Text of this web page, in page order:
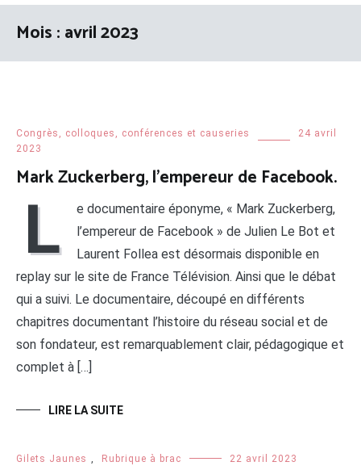
Mois :avril 2023
Congrès, colloques, conférences et causeries
24 avril
2023
Mark Zuckerberg, l’empereur de Facebook.
L
e documentaire éponyme, « Mark Zuckerberg,
l’empereur de Facebook » de Julien Le Bot et
Laurent Follea est désormais disponible en
replay sur le site de France Télévision. Ainsi que le débat
qui a suivi. Le documentaire, découpé en différents
chapitres documentant l’histoire du réseau social et de
son fondateur, est remarquablement clair, pédagogique et
complet à […]
LIRE LA SUITE
Gilets Jaunes Rubrique à brac 22 avril 2023